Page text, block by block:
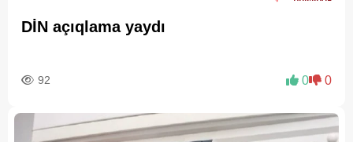
DİN açıqlama yaydı
92 0 0